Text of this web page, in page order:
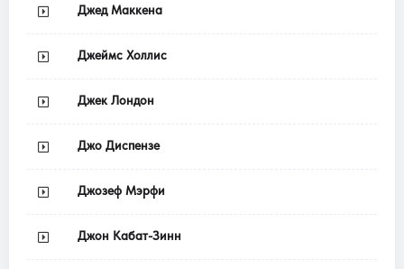
Джед Маккена
Джеймс Холлис
Джек Лондон
Джо Диспензе
Джозеф Мэрфи
Джон Кабат-Зинн